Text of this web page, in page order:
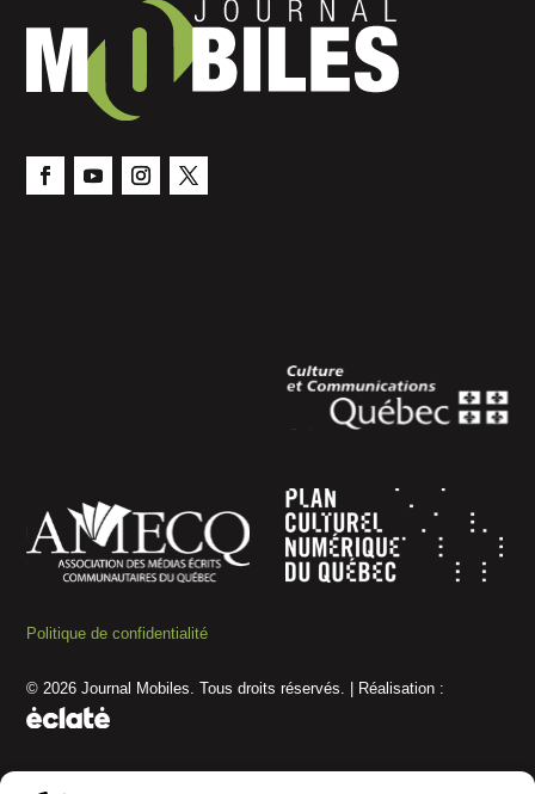
Politique de confidentialité
© 2026 Journal Mobiles. Tous droits réservés. | Réalisation :